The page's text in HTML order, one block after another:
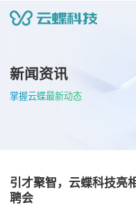
新闻资讯
掌握云蝶最新动态
引才聚智，云蝶科技亮
聘会